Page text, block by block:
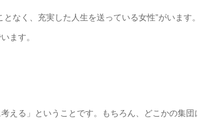
なく、充実した人生を送っている女性”がいます
ます。
える」ということです。もちろん、どこかの集団